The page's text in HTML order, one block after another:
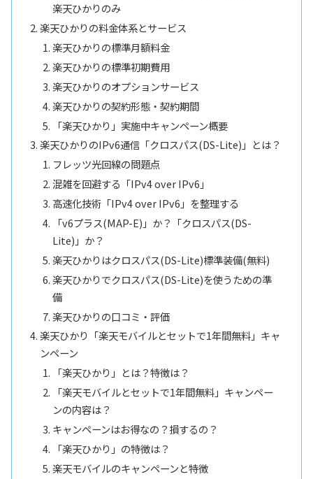
楽天ひかりのみ
楽天ひかりの料金体系とサービス
楽天ひかりの標準月額料金
楽天ひかりの標準初期費用
楽天ひかりのオプションサービス
楽天ひかりの契約形態・契約期間
「楽天ひかり」実施中キャンペーン概要
楽天ひかりのIPv6通信「クロスパス(DS-Lite)」とは？
フレッツ光回線の問題点
混雑を回避する「IPv4 over IPv6」
高速化技術「IPv4 over IPv6」を整理する
「v6プラス(MAP-E)」か？「クロスパス(DS-
Lite)」か？
楽天ひかりはクロスパス(DS-Lite)標準装備(無料)
楽天ひかりでクロスパス(DS-Lite)を使うための準
備
楽天ひかりの口コミ・評価
楽天ひかり「楽天モバイルとセットで1年間無料」キャ
ンペーン
「楽天ひかり」とは？特徴は？
「楽天モバイルとセットで1年間無料」キャンペー
ンの内容は？
キャンペーンはお得なの？損するの？
「楽天ひかり」の特徴は？
楽天モバイルのキャンペーンと特徴